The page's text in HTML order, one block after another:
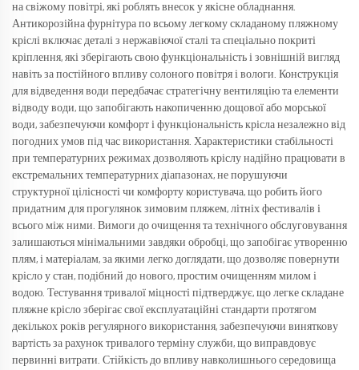
на свіжому повітрі, які роблять внесок у якісне обладнання.
Антикорозійна фурнітура по всьому легкому складаному пляжному
кріслі включає деталі з нержавіючої сталі та спеціально покриті
кріплення, які зберігають свою функціональність і зовнішній вигляд
навіть за постійного впливу солоного повітря і вологи. Конструкція
для відведення води передбачає стратегічну вентиляцію та елементи
відводу води, що запобігають накопиченню дощової або морської
води, забезпечуючи комфорт і функціональність крісла незалежно від
погодних умов під час використання. Характеристики стабільності
при температурних режимах дозволяють кріслу надійно працювати в
екстремальних температурних діапазонах, не порушуючи
структурної цілісності чи комфорту користувача, що робить його
придатним для прогулянок зимовим пляжем, літніх фестивалів і
всього між ними. Вимоги до очищення та технічного обслуговування
залишаються мінімальними завдяки обробці, що запобігає утворенню
плям, і матеріалам, за якими легко доглядати, що дозволяє повернути
крісло у стан, подібний до нового, простим очищенням милом і
водою. Тестування тривалої міцності підтверджує, що легке складане
пляжне крісло зберігає свої експлуатаційні стандарти протягом
декількох років регулярного використання, забезпечуючи виняткову
вартість за рахунок тривалого терміну служби, що виправдовує
первинні витрати. Стійкість до впливу навколишнього середовища